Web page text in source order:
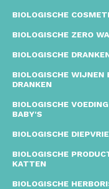
BIOLOGISCHE
BIOLOGISCHE ZERO
BIOLOGISCHE
BIOLOGISCHE WIJNEN
DRANKEN
BIOLOGISCHE
BABY'S
BIOLOGISCHE
BIOLOGISCHE
KATTEN
BIOLOGISCHE